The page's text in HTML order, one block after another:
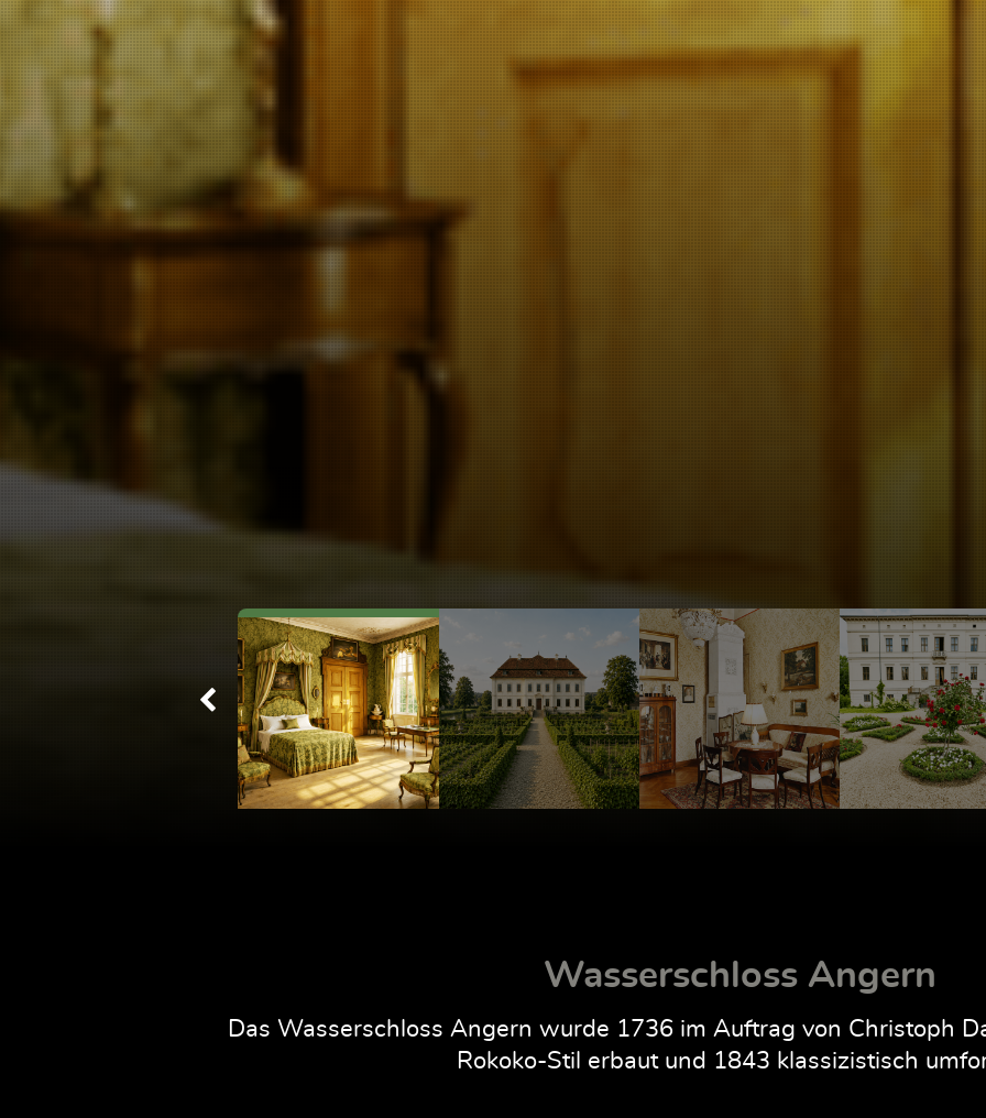
Wasserschloss Angern
Das Wasserschloss Angern wurde 1736 im Auftrag von Christoph
Rokoko-Stil erbaut und 1843 klassizistisch